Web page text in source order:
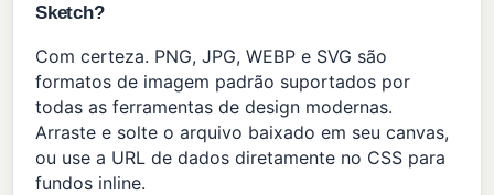
Sketch?
Com certeza. PNG, JPG, WEBP e SVG são
formatos de imagem padrão suportados por
todas as ferramentas de design modernas.
Arraste e solte o arquivo baixado em seu canvas,
ou use a URL de dados diretamente no CSS para
fundos inline.